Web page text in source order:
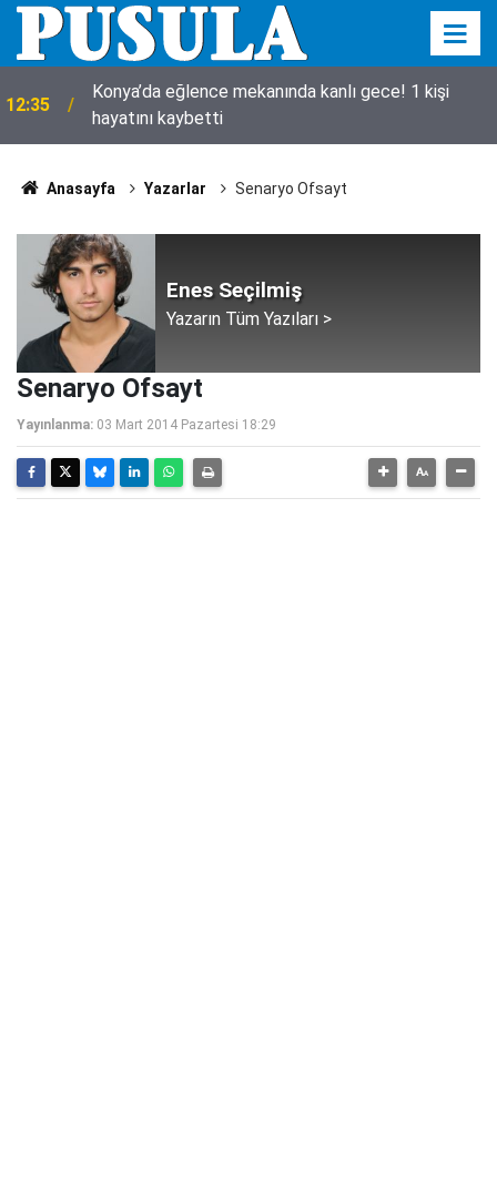
12:35
Konya’da eğlence mekanında kanlı gece! 1 kişi
hayatını kaybetti
Anasayfa Yazarlar Senaryo Ofsayt
Enes Seçilmiş
Yazarın Tüm Yazıları >
Senaryo Ofsayt
Yayınlanma: 03 Mart 2014 Pazartesi 18:29